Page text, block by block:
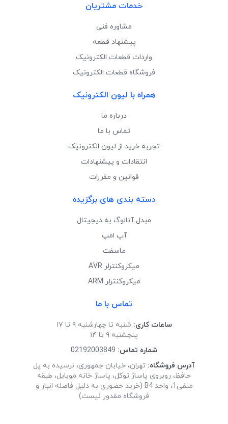
خدمات مشتریان
مشاوره فنی
پیشنهاد قطعه
واردات قطعات الکترونیک
فروشگاه قطعات الکترونیک
همراه با لیون الکترونیک
درباره ما
تماس با ما
تجربه خرید از لیون الکترونیک
انتقادات و پیشنهادات
قوانین و مقررات
دسته بندی های برگزیده
مبدل آنالوگ به دیجیتال
آپ امپ
ماسفت
میکروکنترلر AVR
میکروکنترلر ARM
تماس با ما
ساعات کاری: شنبه تا چهارشنبه ۹ تا ۱۷
پنجشنبه ۹ تا ۱۴
شماره تماس: 02192003849
آدرس فروشگاه: تهران، خیابان جمهوری، نرسیده به پل
حافظ، روبروی پاساژ توکل، پاساژ خانه موبایل، طبقه
منفی1، واحد B4 (خرید حضوری به دلیل فاصله انبار و
فروشگاه مقدور نیست)